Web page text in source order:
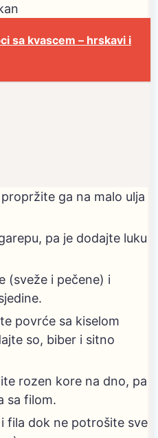
sa kvascem – hrskavi i
ga na malo ulja
pa je dodajte luku
(sveže i pečene) i
povrće sa kiselom
so, biber i sitno
rozen kore na dno, pa
sa filom.
fila dok ne potrošite sve